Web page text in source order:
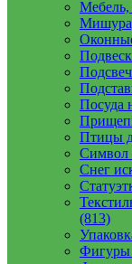
Посуда
Птицы
Символ
Снег
(813)
Фигуры